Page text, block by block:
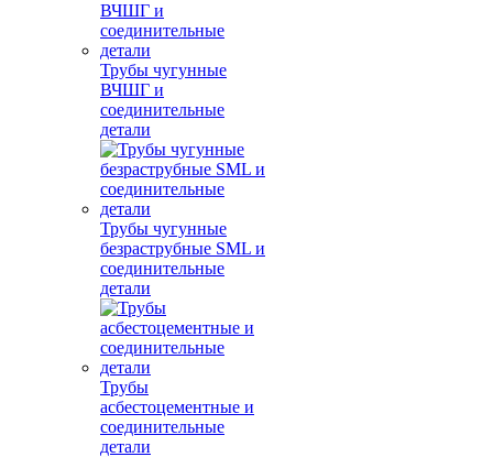
Трубы чугунные
ВЧШГ и
соединительные
детали
Трубы чугунные
безраструбные SML и
соединительные
детали
Трубы
асбестоцементные и
соединительные
детали